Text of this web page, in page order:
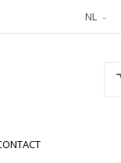
NL